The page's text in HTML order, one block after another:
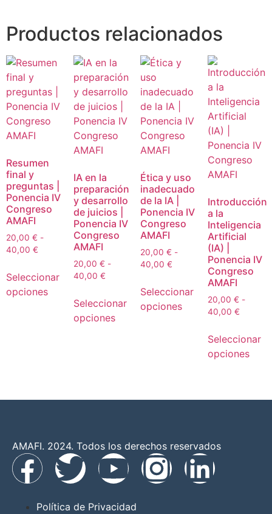
Productos relacionados
Resumen
final y
preguntas |
Ponencia IV
Congreso
AMAFI
20,00 € -
40,00 €
Seleccionar
opciones
IA en la
preparación
y desarrollo
de juicios |
Ponencia IV
Congreso
AMAFI
20,00 € -
40,00 €
Seleccionar
opciones
Ética y uso
inadecuado
de la IA |
Ponencia IV
Congreso
AMAFI
20,00€ -
40,00€
Seleccionar
opciones
Introducción
a la
Inteligencia
Artificial
(IA) |
Ponencia IV
Congreso
AMAFI
20,00 € -
40,00 €
Seleccionar
opciones
AMAFI. 2024. Todos los derechos reservados
Política de Privacidad